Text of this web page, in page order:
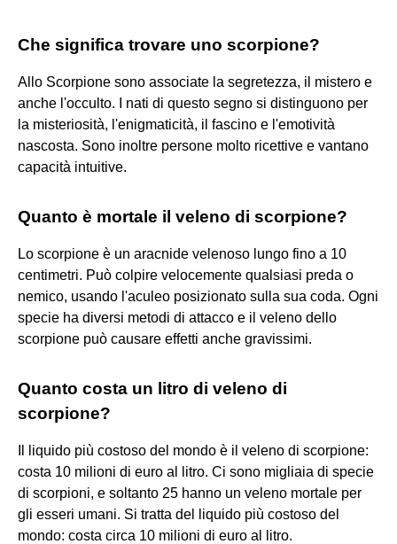
Che significa trovare uno scorpione?
Allo Scorpione sono associate la segretezza, il mistero e
anche l'occulto. I nati di questo segno si distinguono per
la misteriosità, l'enigmaticità, il fascino e l'emotività
nascosta. Sono inoltre persone molto ricettive e vantano
capacità intuitive.
Quanto è mortale il veleno di scorpione?
Lo scorpione è un aracnide velenoso lungo fino a 10
centimetri. Può colpire velocemente qualsiasi preda o
nemico, usando l'aculeo posizionato sulla sua coda. Ogni
specie ha diversi metodi di attacco e il veleno dello
scorpione può causare effetti anche gravissimi.
Quanto costa un litro di veleno di
scorpione?
Il liquido più costoso del mondo è il veleno di scorpione:
costa 10 milioni di euro al litro. Ci sono migliaia di specie
di scorpioni, e soltanto 25 hanno un veleno mortale per
gli esseri umani. Si tratta del liquido più costoso del
mondo: costa circa 10 milioni di euro al litro.